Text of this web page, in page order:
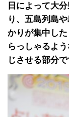
日によって大
り、五島列島
かりが集中し
らっしゃるよ
じさせる部分で